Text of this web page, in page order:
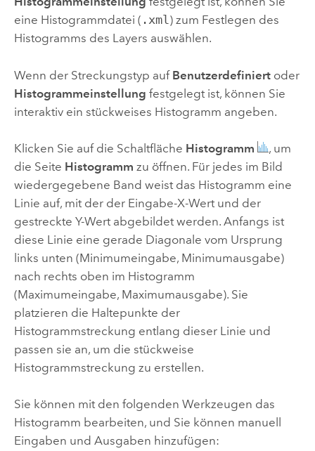
eine Histogrammdatei ( .xml) zum Festlegen des
Histogramms des Layers auswählen.
Wenn der Streckungstyp auf Benutzerdefiniertoder
Histogrammeinstellung festgelegt ist, können Sie
interaktiv ein stückweises Histogramm angeben.
Klicken Sie auf die Schaltfläche Histogramm
, um
die Seite Histogramm zu öffnen. Für jedes im Bild
wiedergegebene Band weist das Histogramm eine
Linie auf, mit der der Eingabe-X-Wert und der
gestreckte Y-Wert abgebildet werden. Anfangs ist
diese Linie eine gerade Diagonale vom Ursprung
links unten (Minimumeingabe, Minimumausgabe)
nach rechts oben im Histogramm
(Maximumeingabe, Maximumausgabe). Sie
platzieren die Haltepunkte der
Histogrammstreckung entlang dieser Linie und
passen sie an, um die stückweise
Histogrammstreckung zu erstellen.
Sie können mit den folgenden Werkzeugen das
Histogramm bearbeiten, und Sie können manuell
Eingaben und Ausgaben hinzufügen: